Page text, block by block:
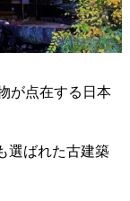
が点在する日本
選ばれた古建築